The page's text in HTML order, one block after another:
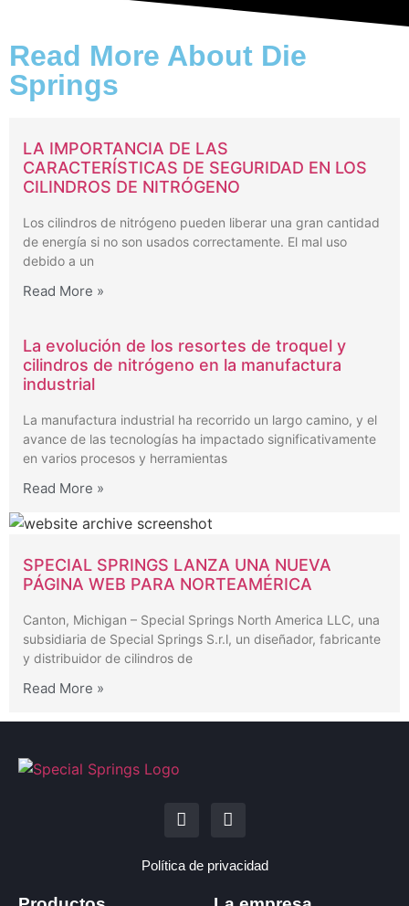
Read More About Die
Springs
LA IMPORTANCIA DE LAS
CARACTERÍSTICAS DE SEGURIDAD EN LOS
CILINDROS DE NITRÓGENO
Los cilindros de nitrógeno pueden liberar una gran cantidad
de energía si no son usados correctamente. El mal uso
debido a un
Read More »
La evolución de los resortes de troquel y
cilindros de nitrógeno en la manufactura
industrial
La manufactura industrial ha recorrido un largo camino, y el
avance de las tecnologías ha impactado significativamente
en varios procesos y herramientas
Read More »
SPECIAL SPRINGS LANZA UNA NUEVA
PÁGINA WEB PARA NORTEAMÉRICA
Canton, Michigan – Special Springs North America LLC, una
subsidiaria de Special Springs S.r.l, un diseñador, fabricante
y distribuidor de cilindros de
Read More »
Política de privacidad